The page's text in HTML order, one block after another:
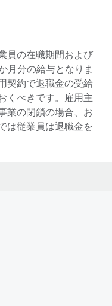
員の在職期間および
月分の給与となりま
契約で退職金の受給
くべきです。雇用主
業の閉鎖の場合、お
は従業員は退職金を